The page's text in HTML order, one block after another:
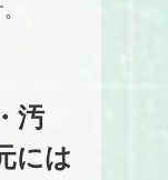
汚
には